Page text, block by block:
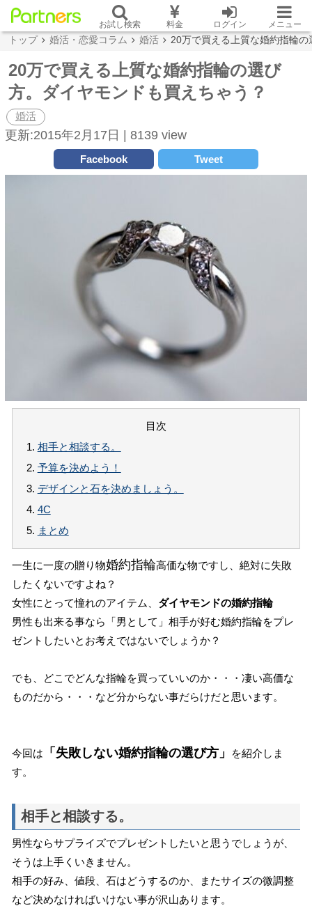
お試し検索 料金 ログイン メニュー
トップ 婚活・恋愛コラム 婚活 20万で買える上質な婚約指輪
20万で買える上質な婚約指輪の選び
方。ダイヤモンドも買えちゃう？
婚活
更新:2015年2月17日 | 8139 view
Facebook Tweet
目次
1. 相手と相談する。
2. 予算を決めよう！
3. デザインと石を決めましょう。
4. 4C
5. まとめ
一生に一度の贈り物婚約指輪高価な物ですし、絶対に失敗
したくないですよね？
女性にとって憧れのアイテム、 ダイヤモンドの婚約指輪
男性も出来る事なら「男として」相手が好む婚約指輪をプレ
ゼントしたいとお考えではないでしょうか？
でも、どこでどんな指輪を買っていいのか・・・凄い高価な
ものだから・・・など分からない事だらけだと思います。
今回は 「失敗しない婚約指輪の選び方」
を紹介しま
す。
相手と相談する。
男性ならサプライズでプレゼントしたいと思うでしょうが、
そうは上手くいきません。
相手の好み、値段、石はどうするのか、またサイズの微調整
など決めなければいけない事が沢山あります。